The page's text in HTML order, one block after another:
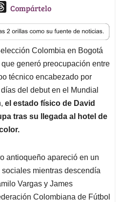
T
r
e
a
d
s
Compártelo
Colombia en Bogotá
generó preocupación entre
técnico encabezado por
del debut en el Mundial
el estado físico de David
tras su llegada al hotel de
antioqueño apareció en un
mientras descendía
Vargas y James
Colombiana de Fútbol